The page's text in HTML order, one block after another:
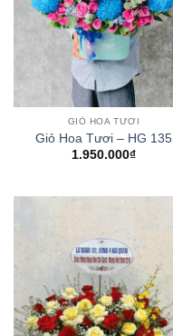
GIỎ HOA TƯƠI
Giỏ Hoa Tươi – HG 135
1.950.000₫